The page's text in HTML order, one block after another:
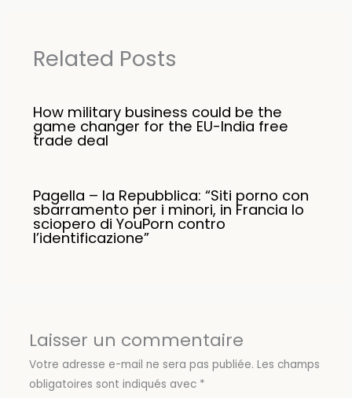
Related Posts
How military business could be the
game changer for the EU-India free
trade deal
Pagella – la Repubblica: “Siti porno con
sbarramento per i minori, in Francia lo
sciopero di YouPorn contro
l’identificazione”
Laisser un commentaire
Votre adresse e-mail ne sera pas publiée. Les champs
obligatoires sont indiqués avec *